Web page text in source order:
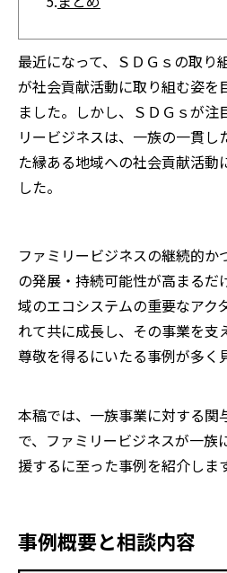
最近になって、ＳＤＧｓの取り
が社会貢献活動に取り組む姿を
ました。しかし、ＳＤＧｓが注
リービジネスは、一族の一貫し
た縁ある地域への社会貢献活動
した。
ファミリービジネスの継続的か
の発展・持続可能性が高まるだ
域のエコシステムの重要なアク
れて共に成長し、その事業を支
尊敬を得るにいたる事例が多く
本稿では、一族事業に対する関
で、ファミリービジネスが一族
援するに至った事例を紹介します
事例概要と相談内容